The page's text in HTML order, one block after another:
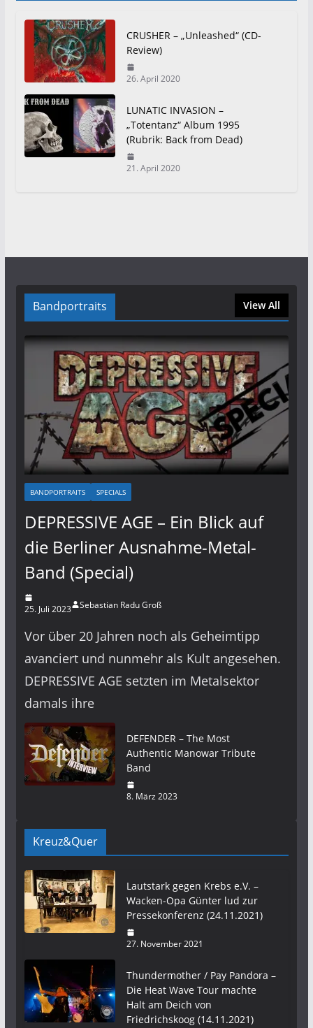
CRUSHER – „Unleashed“ (CD-
Review)
26. April 2020
LUNATIC INVASION –
„Totentanz“ Album 1995
(Rubrik: Back from Dead)
21. April 2020
Bandportraits View All
BANDPORTRAITS SPECIALS
DEPRESSIVE AGE – Ein Blick auf
die Berliner Ausnahme-Metal-
Band (Special)
25. Juli 2023 Sebastian Radu Groß
Vor über 20 Jahren noch als Geheimtipp
avanciert und nunmehr als Kult angesehen.
DEPRESSIVE AGE setzten im Metalsektor
damals ihre
DEFENDER – The Most
Authentic Manowar Tribute
Band
8. März 2023
Kreuz&Quer
Lautstark gegen Krebs e.V. –
Wacken-Opa Günter lud zur
Pressekonferenz (24.11.2021)
27. November 2021
Thundermother / Pay Pandora –
Die Heat Wave Tour machte
Halt am Deich von
Friedrichskoog (14.11.2021)